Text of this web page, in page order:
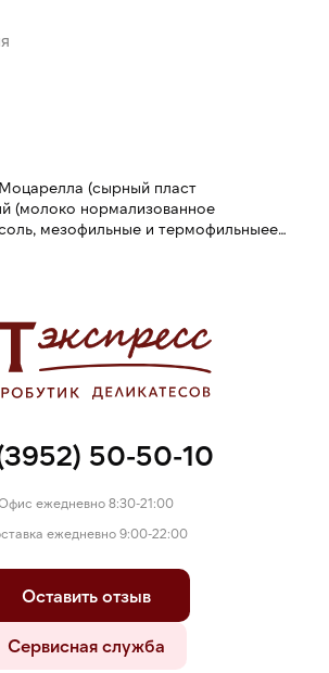
(сырный пласт
(молоко нормализованное
мезофильные и термофильныее
препарат живтоного
краситель, вода питьевая, сухари
пшеничная, дрожжи, соль, сахар, масло
пшеничная, соль, пищевая добавка -
крахмал.
50-50-10
ежедневно 8:30-21:00
ежедневно 9:00-22:00
Оставить отзыв
Сервисная служба